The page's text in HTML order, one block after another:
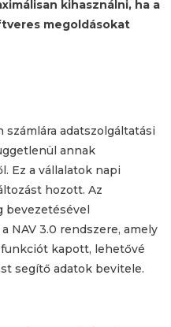
kihasználni, ha a
megoldásokat
számlára adatszolgáltatási
annak
Ez a vállalatok napi
hozott. Az
bevezetésével
NAV 3.0 rendszere, amely
kapott, lehetővé
segítő adatok bevitele.